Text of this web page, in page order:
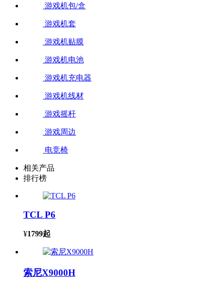
游戏机包/盒
游戏机套
游戏机贴膜
游戏机电池
游戏机充电器
游戏机线材
游戏摇杆
游戏周边
电竞椅
相关产品
排行榜
TCL P6
¥1799起
索尼X9000H